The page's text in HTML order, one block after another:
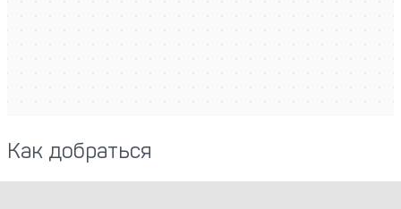
Как добраться